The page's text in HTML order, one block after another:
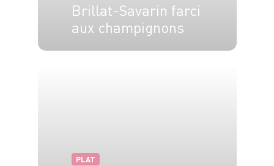
Brillat-Savarin farci
aux champignons
PLAT